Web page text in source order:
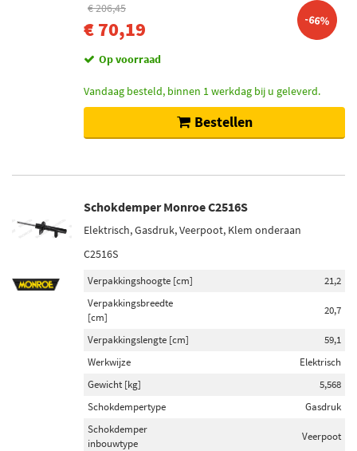
€ 206,45
€ 70,19 -66%
Op voorraad
Vandaag besteld, binnen 1 werkdag bij u geleverd.
Bestellen
Schokdemper Monroe C2516S
Elektrisch, Gasdruk, Veerpoot, Klem onderaan
C2516S
Verpakkingshoogte [cm]
21,2
Verpakkingsbreedte
[cm]
20,7
Verpakkingslengte [cm]
59,1
Werkwijze
Elektrisch
Gewicht [kg]
5,568
Schokdempertype
Gasdruk
Schokdemper
inbouwtype
Veerpoot